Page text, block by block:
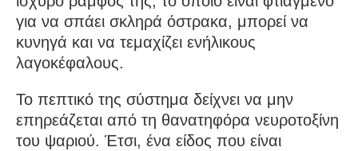
για να σπάει σκληρά όστρακα, μπορεί να
κυνηγά και να τεμαχίζει ενήλικους
λαγοκέφαλους.
Το πεπτικό της σύστημα δείχνει να μην
επηρεάζεται από τη θανατηφόρα νευροτοξίνη
του ψαριού. Έτσι, ένα είδος που είναι